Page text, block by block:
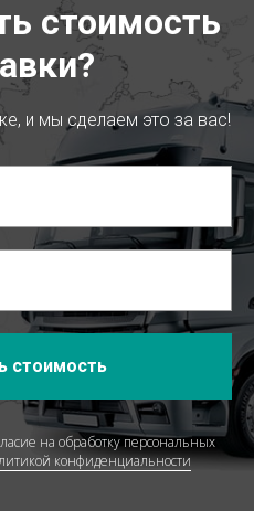
стоимость
и мы сделаем это за вас!
стоимость
на обработку персональных
конфиденциальности